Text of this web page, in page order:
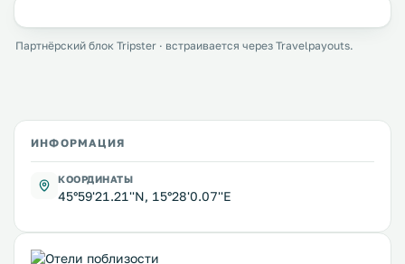
Партнёрский блок Tripster · встраивается через Travelpayouts.
ИНФОРМАЦИЯ
КООРДИНАТЫ
45°59'21.21''N, 15°28'0.07''E